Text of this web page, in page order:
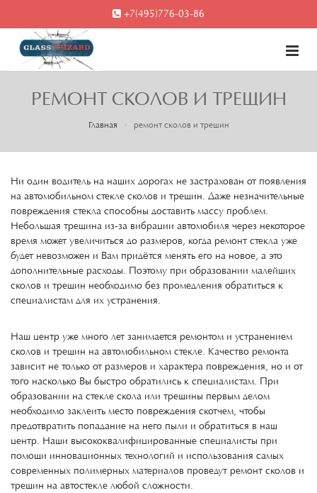
+7(495)776-03-86
РЕМОНТ СКОЛОВ И ТРЕЩИН
Главная ремонт сколов и трещин
Ни один водитель на наших дорогах не застрахован от появления
на автомобильном стекле сколов и трещин. Даже незначительные
повреждения стекла способны доставить массу проблем.
Небольшая трещина из-за вибрации автомобиля через некоторое
время может увеличиться до размеров, когда ремонт стекла уже
будет невозможен и Вам придётся менять его на новое, а это
дополнительные расходы. Поэтому при образовании малейших
сколов и трещин необходимо без промедления обратиться к
специалистам для их устранения.
Наш центр уже много лет занимается ремонтом и устранением
сколов и трещин на автомобильном стекле. Качество ремонта
зависит не только от размеров и характера повреждения, но и от
того насколько Вы быстро обратились к специалистам. При
образовании на стекле скола или трещины первым делом
необходимо заклеить место повреждения скотчем, чтобы
предотвратить попадание на него пыли и обратиться в наш
центр. Наши высококвалифицированные специалисты при
помощи инновационных технологий и использования самых
современных полимерных материалов проведут ремонт сколов и
трещин на автостекле любой сложности.